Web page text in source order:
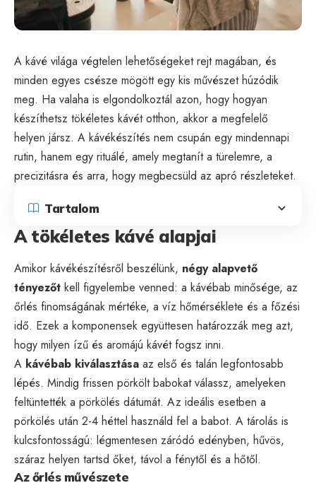
A kávé világa végtelen lehetőségeket rejt magában, és
minden egyes csésze mögött egy kis művészet húzódik
meg. Ha valaha is elgondolkoztál azon, hogy hogyan
készíthetsz tökéletes kávét otthon, akkor a megfelelő
helyen jársz. A kávékészítés nem csupán egy mindennapi
rutin, hanem egy rituálé, amely megtanít a türelemre, a
precizitásra és arra, hogy megbecsüld az apró részleteket.
Tartalom
A tökéletes kávé alapjai
Amikor kávékészítésről beszélünk, négy alapvető
tényezőt kell figyelembe venned: a kávébab minősége, az
őrlés finomságának mértéke, a víz hőmérséklete és a főzési
idő. Ezek a komponensek együttesen határozzák meg azt,
hogy milyen ízű és aromájú kávét fogsz inni.
A kávébab kiválasztása az első és talán legfontosabb
lépés. Mindig frissen pörkölt babokat válassz, amelyeken
feltüntették a pörkölés dátumát. Az ideális esetben a
pörkölés után 2-4 héttel használd fel a babot. A tárolás is
kulcsfontosságú: légmentesen záródó edényben, hűvös,
száraz helyen tartsd őket, távol a fénytől és a hőtől.
Az őrlés művészete